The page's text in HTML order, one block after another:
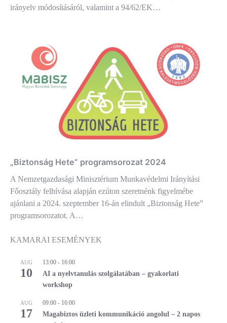
irányelv módosításáról, valamint a 94/62/EK…
„Biztonság Hete” programsorozat 2024
A Nemzetgazdasági Minisztérium Munkavédelmi Irányítási
Főosztály felhívása alapján ezúton szeretnénk figyelmébe
ajánlani a 2024. szeptember 16-án elindult „Biztonság Hete”
programsorozatot. A…
KAMARAI ESEMÉNYEK
AUG
10
13:00 - 16:00
AI a nyelvtanulás szolgálatában – gyakorlati
workshop
AUG
17
09:00 - 16:00
Magabiztos üzleti kommunikáció angolul – 2 napos